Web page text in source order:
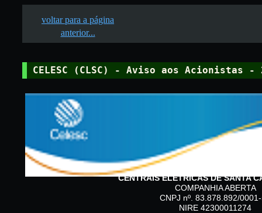
voltar para a página
anterior...
CELESC (CLSC) - Aviso aos Acionistas -
CENTRAIS ELÉTRICAS DE SANTA
COMPANHIA ABERTA
CNPJ nº. 83.878.892/
NIRE 42300011274